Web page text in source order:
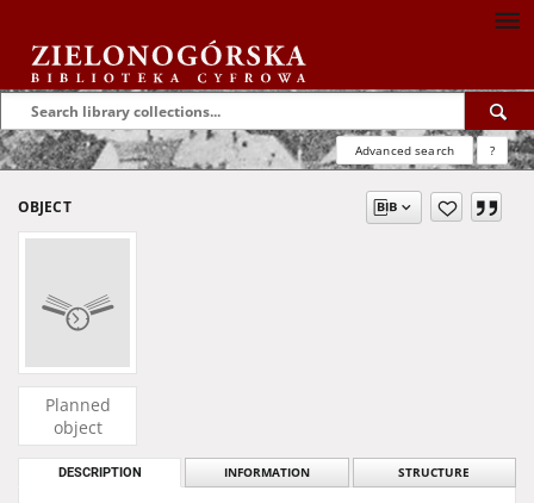
Advanced search ?
OBJECT
Planned
object
DESCRIPTION INFORMATION STRUCTURE